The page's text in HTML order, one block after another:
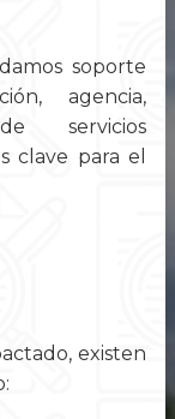
soporte
agencia,
servicios
clave para el
existen